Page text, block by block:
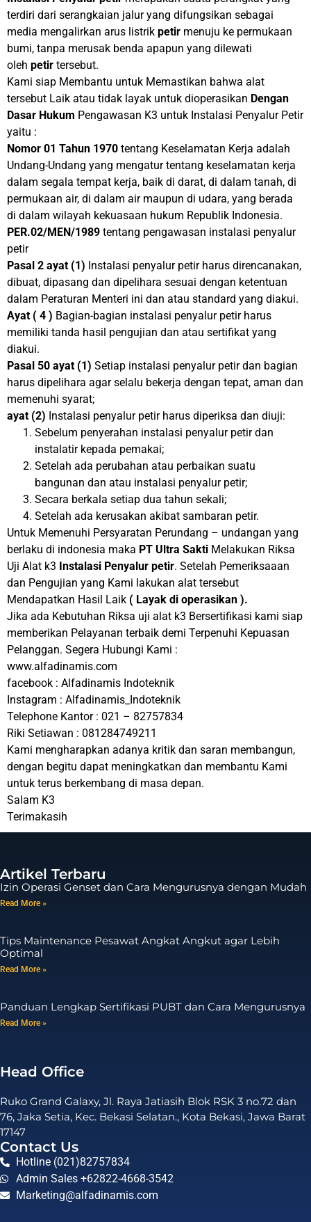
terdiri dari serangkaian jalur yang difungsikan sebagai
media mengalirkan arus listrik petir menuju ke permukaan
bumi, tanpa merusak benda apapun yang dilewati
oleh petir tersebut.
Kami siap Membantu untuk Memastikan bahwa alat
tersebut Laik atau tidak layak untuk dioperasikan Dengan
Dasar Hukum Pengawasan K3 untuk Instalasi Penyalur Petir
yaitu :
Nomor 01 Tahun 1970 tentang Keselamatan Kerja adalah
Undang-Undang yang mengatur tentang keselamatan kerja
dalam segala tempat kerja, baik di darat, di dalam tanah, di
permukaan air, di dalam air maupun di udara, yang berada
di dalam wilayah kekuasaan hukum Republik Indonesia.
PER.02/MEN/1989 tentang pengawasan instalasi penyalur
petir
Pasal 2 ayat (1) Instalasi penyalur petir harus direncanakan,
dibuat, dipasang dan dipelihara sesuai dengan ketentuan
dalam Peraturan Menteri ini dan atau standard yang diakui.
Ayat ( 4 ) Bagian-bagian instalasi penyalur petir harus
memiliki tanda hasil pengujian dan atau sertifikat yang
diakui.
Pasal 50 ayat (1) Setiap instalasi penyalur petir dan bagian
harus dipelihara agar selalu bekerja dengan tepat, aman dan
memenuhi syarat;
ayat (2) Instalasi penyalur petir harus diperiksa dan diuji:
Sebelum penyerahan instalasi penyalur petir dan
instalatir kepada pemakai;
Setelah ada perubahan atau perbaikan suatu
bangunan dan atau instalasi penyalur petir;
Secara berkala setiap dua tahun sekali;
Setelah ada kerusakan akibat sambaran petir.
Untuk Memenuhi Persyaratan Perundang – undangan yang
berlaku di indonesia maka PT Ultra Sakti Melakukan Riksa
Uji Alat k3 Instalasi Penyalur petir. Setelah Pemeriksaaan
dan Pengujian yang Kami lakukan alat tersebut
Mendapatkan Hasil Laik ( Layak di operasikan ).
Jika ada Kebutuhan Riksa uji alat k3 Bersertifikasi kami siap
memberikan Pelayanan terbaik demi Terpenuhi Kepuasan
Pelanggan. Segera Hubungi Kami :
www.alfadinamis.com
facebook : Alfadinamis Indoteknik
Instagram : Alfadinamis_Indoteknik
Telephone Kantor : 021 – 82757834
Riki Setiawan : 081284749211
Kami mengharapkan adanya kritik dan saran membangun,
dengan begitu dapat meningkatkan dan membantu Kami
untuk terus berkembang di masa depan.
Salam K3
Terimakasih
Artikel Terbaru
Izin Operasi Genset dan Cara Mengurusnya dengan Mudah
Read More »
Tips Maintenance Pesawat Angkat Angkut agar Lebih
Optimal
Read More »
Panduan Lengkap Sertifikasi PUBT dan Cara Mengurusnya
Read More »
Head Office
Ruko Grand Galaxy, Jl. Raya Jatiasih Blok RSK 3 no.72 dan
76, Jaka Setia, Kec. Bekasi Selatan., Kota Bekasi, Jawa Barat
17147
Contact Us
Hotline (021)82757834
Admin Sales +62822-4668-3542
Marketing@alfadinamis.com